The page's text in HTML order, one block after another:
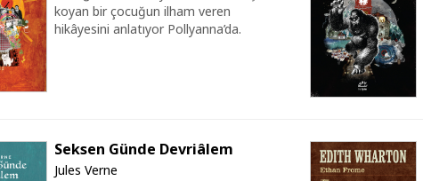
koyan bir çocuğun ilham veren
hikâyesini anlatıyor Pollyanna’da.
Seksen Günde Devriâlem
Jules Verne